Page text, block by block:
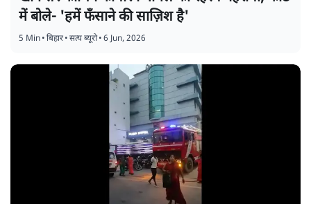
में बोले- 'हमें फँसाने की साज़िश है'
5 Min•बिहार•सत्य ब्यूरो•6 Jun, 2026